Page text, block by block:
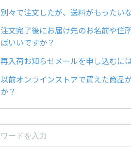
別々で注文したが、送料がもったい
注文完了後にお届け先のお名前や住
ばいいですか？
再入荷お知らせメールを申し込むに
以前オンラインストアで買えた商品
か？